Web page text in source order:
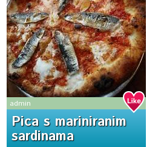
admin
Pica s mariniranim
sardinama